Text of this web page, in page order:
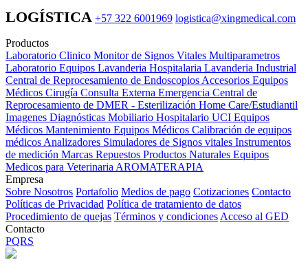
LOGÍSTICA +57 322 6001969 logistica@xingmedical.com
Productos
Laboratorio Clinico Monitor de Signos Vitales Multiparametros
Laboratorio Equipos Lavanderia Hospitalaria Lavanderia Industrial
Central de Reprocesamiento de Endoscopios Accesorios Equipos
Médicos Cirugía Consulta Externa Emergencia Central de
Reprocesamiento de DMER - Esterilización Home Care/Estudiantil
Imagenes Diagnósticas Mobiliario Hospitalario UCI Equipos
Médicos Mantenimiento Equipos Médicos Calibración de equipos
médicos Analizadores Simuladores de Signos vitales Instrumentos
de medición Marcas Repuestos Productos Naturales Equipos
Medicos para Veterinaria AROMATERAPIA
Empresa
Sobre Nosotros Portafolio Medios de pago Cotizaciones Contacto
Políticas de Privacidad Política de tratamiento de datos
Procedimiento de quejas Términos y condiciones Acceso al GED
Contacto
PQRS